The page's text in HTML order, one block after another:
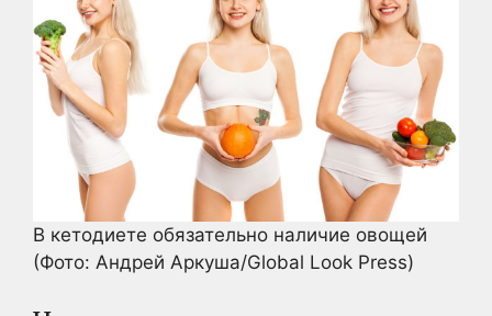
В кетодиете обязательно наличие овощей
(Фото: Андрей Аркуша/Global Look Press)